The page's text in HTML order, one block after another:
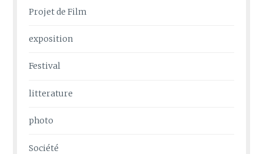
Projet de Film
exposition
Festival
litterature
photo
Société